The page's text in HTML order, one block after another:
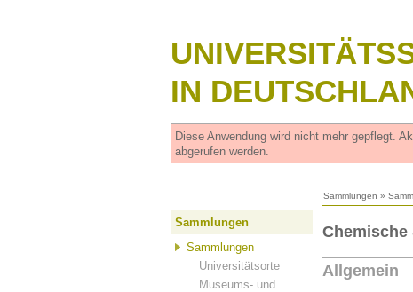
IN
Diese Anwendung wird nicht mehr gepflegt.
abgerufen werden.
Sammlungen »
Sammlungen
Sammlungen
Universitätsorte
Museums- und
Chemische
Allgemein